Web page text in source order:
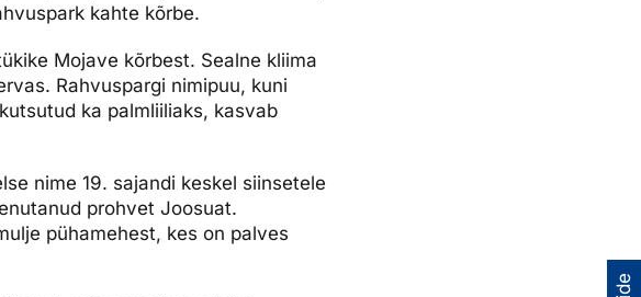
kahte kõrbe.
Mojave kõrbest. Sealne kliima
Rahvuspargi nimipuu, kuni
ka palmliiliaks, kasvab
nime 19. sajandi keskel siinsetele
prohvet Joosuat.
pühamehest, kes on palves